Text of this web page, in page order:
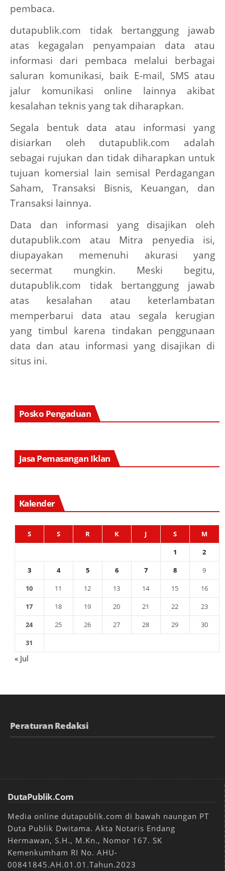
pembaca.
dutapublik.com tidak bertanggung jawab
atas kegagalan penyampaian data atau
informasi dari pembaca melalui berbagai
saluran komunikasi, baik E-mail, SMS atau
jalur komunikasi online lainnya akibat
kesalahan teknis yang tak diharapkan.
Segala bentuk data atau informasi yang
disiarkan oleh dutapublik.com adalah
sebagai rujukan dan tidak diharapkan untuk
tujuan komersial lain semisal Perdagangan
Saham, Transaksi Bisnis, Keuangan, dan
Transaksi lainnya.
Data dan informasi yang disajikan oleh
dutapublik.com atau Mitra penyedia isi,
diupayakan memenuhi akurasi yang
secermat mungkin. Meski begitu,
dutapublik.com tidak bertanggung jawab
atas kesalahan atau keterlambatan
memperbarui data atau segala kerugian
yang timbul karena tindakan penggunaan
data dan atau informasi yang disajikan di
situs ini.
Posko Pengaduan
Jasa Pemasangan Iklan
Kalender
S S R K J S
M
1
2
3
4 5 6 7 8
9
10
11 12 13 14 15
16
17
18 19 20 21 22
23
24
25 26 27 28 29
30
31
« Jul
Peraturan Redaksi
DutaPublik.com
Media online dutapublik.com di bawah naungan PT
Duta Publik Dwitama. Akta Notaris Endang
Hermawan, S.H., M.Kn., Nomor 167. SK
Kemenkumham RI No. AHU-
00841845.AH.01.01.Tahun.2023